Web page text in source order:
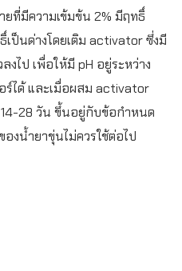
ที่มีความเข้มข้น 2% มีฤทธิ์
เป็นด่างโดยเติม activator ซึ่งมี
ไป เพื่อให้มี pH อยู่ระหว่าง
ร์ได้ และเมื่อผสม activator
14-28 วัน ขึ้นอยู่กับข้อกำหนด
งน้ำยาขุ่นไม่ควรใช้ต่อไป